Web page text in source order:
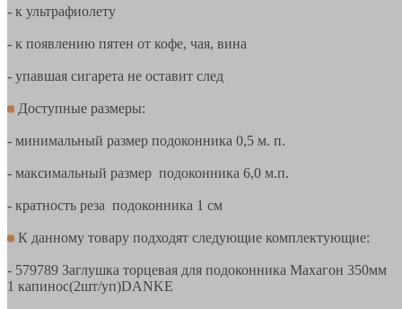
- к ультрафиолету
- к появлению пятен от кофе, чая, вина
- упавшая сигарета не оставит след
Доступные размеры:
- минимальный размер подоконника 0,5 м. п.
- максимальный размер подоконника 6,0 м.п.
- кратность реза подоконника 1 см
К данному товару подходят следующие комплектующие:
- 579789 Заглушка торцевая для подоконника Махагон 350мм
1 капинос(2шт/уп)DANKE